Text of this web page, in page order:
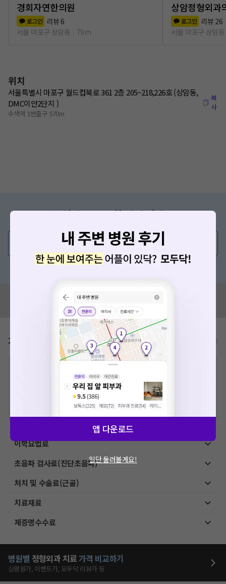
경희자연한의원
로그인 리뷰 6
서울 마포구 상암동
79m
상암정형외과
로그인 리뷰 26
서울 마포구 상암동
위치
서울특별시 마포구 월드컵북로 361 2층 205~218,226호 (상암동,
DMC이안2단지 )
수색역 1번출구 570m
복
사
증상/치료, 궁금한 점이 있나요?
💬 무엇이든 물어보세요
혹은, 의료상담 서비스에 다양한 게시글 보러가기
혹시 잘못된 병원정보가 있나요?
모두닥 팀에 알려주세요!
가격표 비급여/급여 진료란?
비급여 항목의 경우,
추가비용 등으로 실제 가격과 상이할 수 있으니, 정확
한 가격은 해당 의료기관에 직접 문의해주세요.
급여 항목의 경우, 건강보험심사평가원에 고지되어 있는 급여 진료 기준 가
격입니다. (진료와 연관된 복합적인 비용이 추가되어, 병원마다 금액이 다르게
산정될 수 있는 점 참고 바랍니다.)
VAT 포함
이학요법료
초음파 검사료(진단초음파)
처치 및 수술료(근골)
치료재료
제증명수수료
병원별 정형외과 치료가격 비교하기
심평원가, 이벤트가, 모두닥 리뷰가 등
앱 다운로드
일단 둘러볼게요!